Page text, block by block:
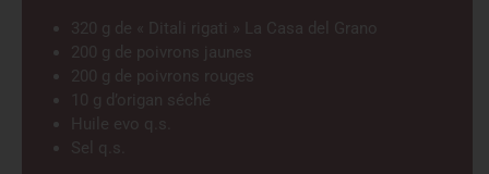
320 g de « Ditali rigati » La Casa del Grano
200 g de poivrons jaunes
200 g de poivrons rouges
10 g d’origan séché
Huile evo q.s.
Sel q.s.